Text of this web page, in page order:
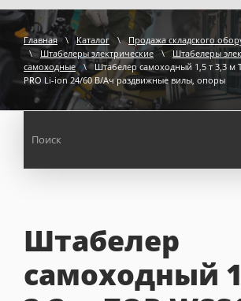
Главная \ Каталог \
Продажа складского
\
Штабелеры электрические \
Штабелеры
самоходные
\ Штабелер самоходный 1,5 т 3,3 м
PRO Li-ion 24/60 В/Ач раздвижные вилы, опоры
Штабелер
самоходный